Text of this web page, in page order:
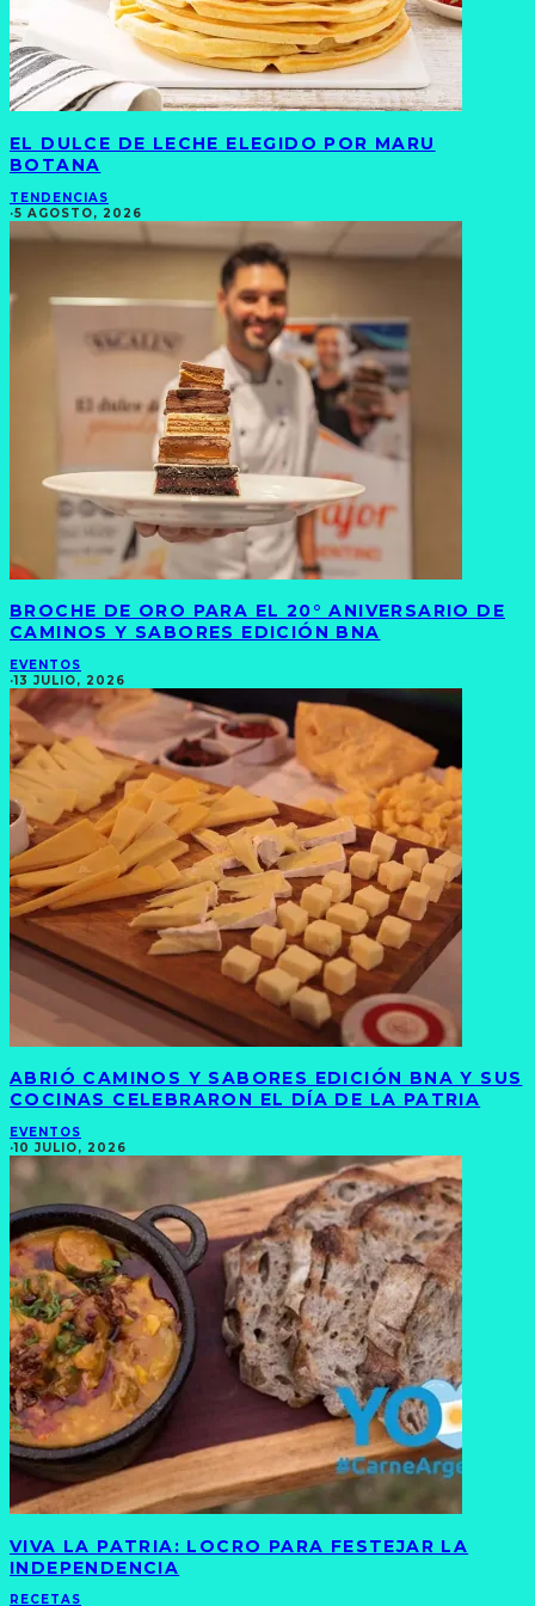
EL DULCE DE LECHE ELEGIDO POR MARU
BOTANA
TENDENCIAS
·5 AGOSTO, 2026
BROCHE DE ORO PARA EL 20° ANIVERSARIO DE
CAMINOS Y SABORES EDICIÓN BNA
EVENTOS
·13 JULIO, 2026
ABRIÓ CAMINOS Y SABORES EDICIÓN BNA Y SUS
COCINAS CELEBRARON EL DÍA DE LA PATRIA
EVENTOS
·10 JULIO, 2026
VIVA LA PATRIA: LOCRO PARA FESTEJAR LA
INDEPENDENCIA
RECETAS